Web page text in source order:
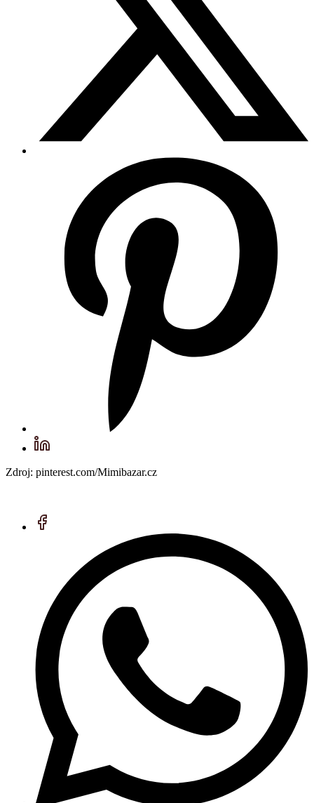
Zdroj: pinterest.com/Mimibazar.cz